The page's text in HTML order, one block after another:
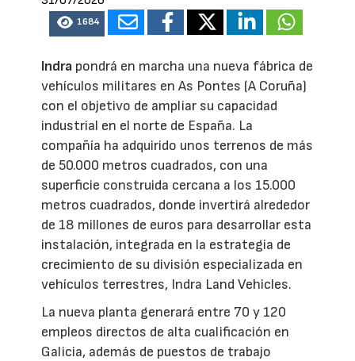
1684
Indra pondrá en marcha una nueva fábrica de
vehículos militares en As Pontes (A Coruña)
con el objetivo de ampliar su capacidad
industrial en el norte de España. La
compañía ha adquirido unos terrenos de más
de 50.000 metros cuadrados, con una
superficie construida cercana a los 15.000
metros cuadrados, donde invertirá alrededor
de 18 millones de euros para desarrollar esta
instalación, integrada en la estrategia de
crecimiento de su división especializada en
vehículos terrestres, Indra Land Vehicles.
La nueva planta generará entre 70 y 120
empleos directos de alta cualificación en
Galicia, además de puestos de trabajo